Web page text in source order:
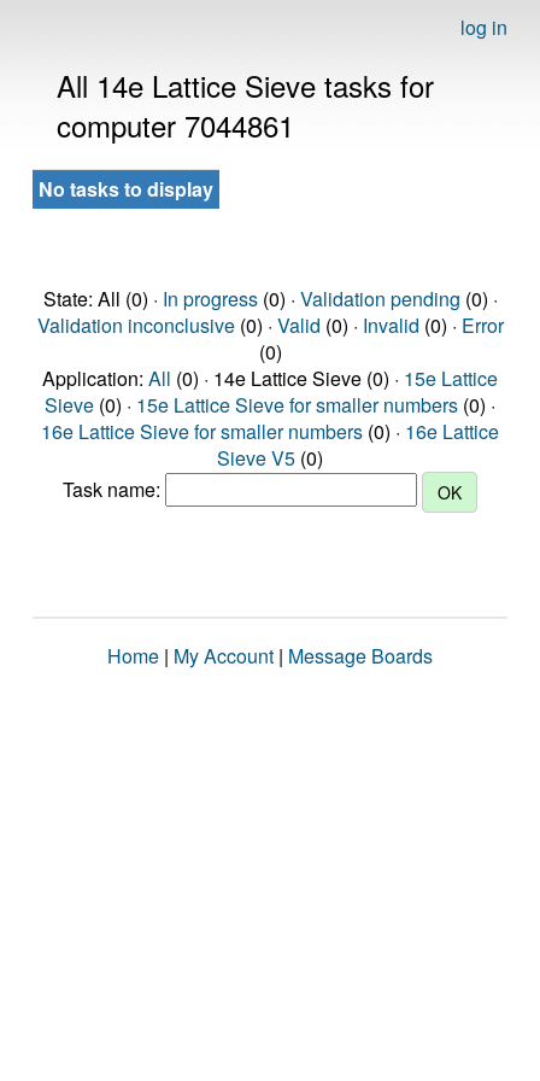
log in
All 14e Lattice Sieve tasks for
computer 7044861
No tasks to display
State: All (0) · In progress(0) · Validation pending (0) ·
Validation inconclusive(0) · Valid (0) · Invalid (0) · Error
(0)
Application: All (0) · 14e Lattice Sieve (0) · 15e Lattice
Sieve (0) · 15e Lattice Sieve for smaller numbers (0) ·
16e Lattice Sieve for smaller numbers (0) · 16e Lattice
Sieve V5 (0)
Task name:
Home | My Account | Message Boards